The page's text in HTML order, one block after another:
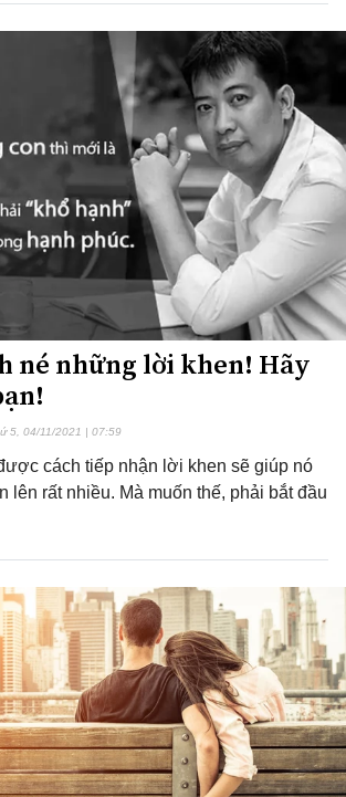
né những lời khen! Hãy
5, 04/11/2021 | 07:59
cách tiếp nhận lời khen sẽ giúp nó
lên rất nhiều. Mà muốn thế, phải bắt đầu